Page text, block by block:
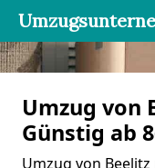
Umzug von
Günstig ab
Umzug von